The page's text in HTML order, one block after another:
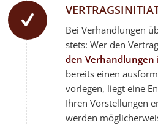
Bei Verhandlungen
stets: Wer den
den Verhandlungen
bereits einen
vorlegen, liegt eine
Ihren Vorstellungen
werden